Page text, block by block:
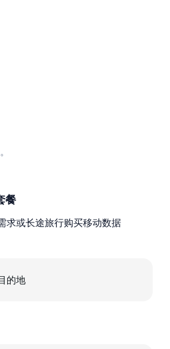
餐
求或长途旅行购买移动数据
的地